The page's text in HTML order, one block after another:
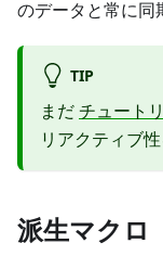
のデータと常に同
TIP
まだチュート
リアクティブ
派生マクロ